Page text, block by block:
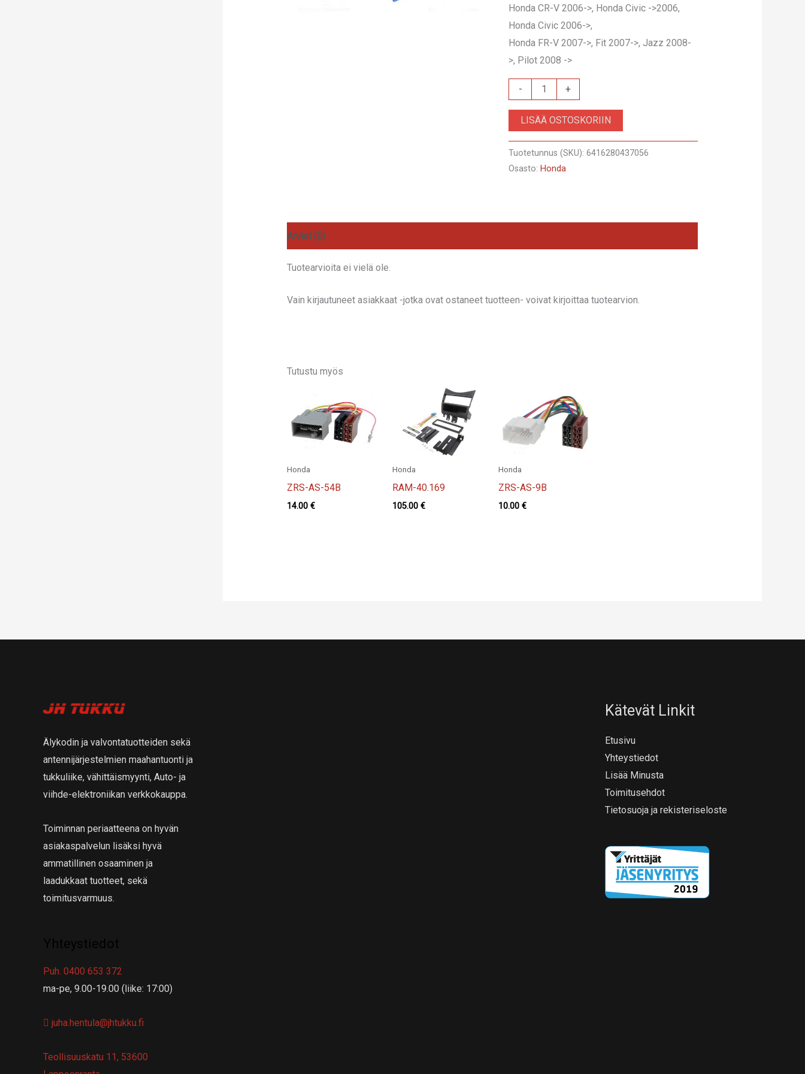
Honda CR-V 2006->, Honda Civic ->2006,
Honda Civic 2006->,
Honda FR-V 2007->, Fit 2007->, Jazz 2008-
>, Pilot 2008 ->
-
AA-
HONDA-
ISO
määrä
+
LISÄÄ OSTOSKORIIN
Tuotetunnus (SKU):6416280437056
Osasto: Honda
Arviot (0)
Tuotearvioita ei vielä ole.
Vain kirjautuneet asiakkaat -jotka ovat ostaneet tuotteen- voivat kirjoittaa tuotearvion.
Tutustu myös
Honda
ZRS-AS-54B
14.00 €
Honda
RAM-40.169
105.00€
Honda
ZRS-AS-9B
10.00 €
Älykodin ja valvontatuotteiden sekä
antennijärjestelmien maahantuonti ja
tukkuliike, vähittäismyynti, Auto- ja
viihde-elektroniikan verkkokauppa.
Toiminnan periaatteena on hyvän
asiakaspalvelun lisäksi hyvä
ammatillinen osaaminen ja
laadukkaat tuotteet, sekä
toimitusvarmuus.
Puh. 0400 653 372
ma-pe, 9.00-19.00 (liike: 17:00)
juha.hentula@jhtukku.fi
Teollisuuskatu 11, 53600
Kätevät Linkit
Etusivu
Yhteystiedot
Lisää Minusta
Toimitusehdot
Tietosuoja ja rekisteriseloste